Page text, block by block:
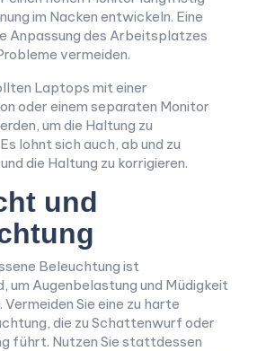
im Nacken entwickeln. Eine
Anpassung des Arbeitsplatzes
vermeiden.
Laptops mit einer
oder einem separaten Monitor
um die Haltung zu
lohnt sich auch, ab und zu
die Haltung zu korrigieren.
und
Beleuchtung ist
um Augenbelastung und Müdigkeit
Vermeiden Sie eine zu harte
die zu Schattenwurf oder
führt. Nutzen Sie stattdessen